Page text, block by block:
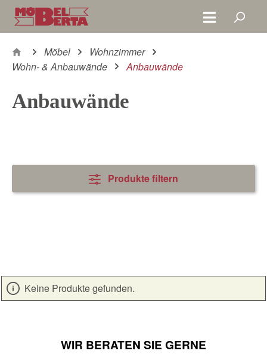
Zum Hauptinhalt springen
Möbel
Wohnzimmer
Wohn- & Anbauwände
Anbauwände
Anbauwände
Produkte filtern
Keine Produkte gefunden.
WIR BERATEN SIE GERNE